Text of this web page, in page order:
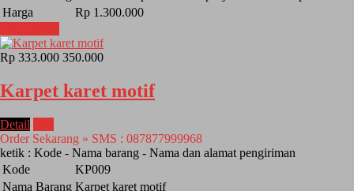
Harga
Rp 1.300.000
Rp 333.000 350.000
Karpet karet motif
Detail
Order Sekarang » SMS : 087877999968
ketik : Kode - Nama barang - Nama dan alamat pengiriman
Kode
KP009
Nama Barang Karpet karet motif